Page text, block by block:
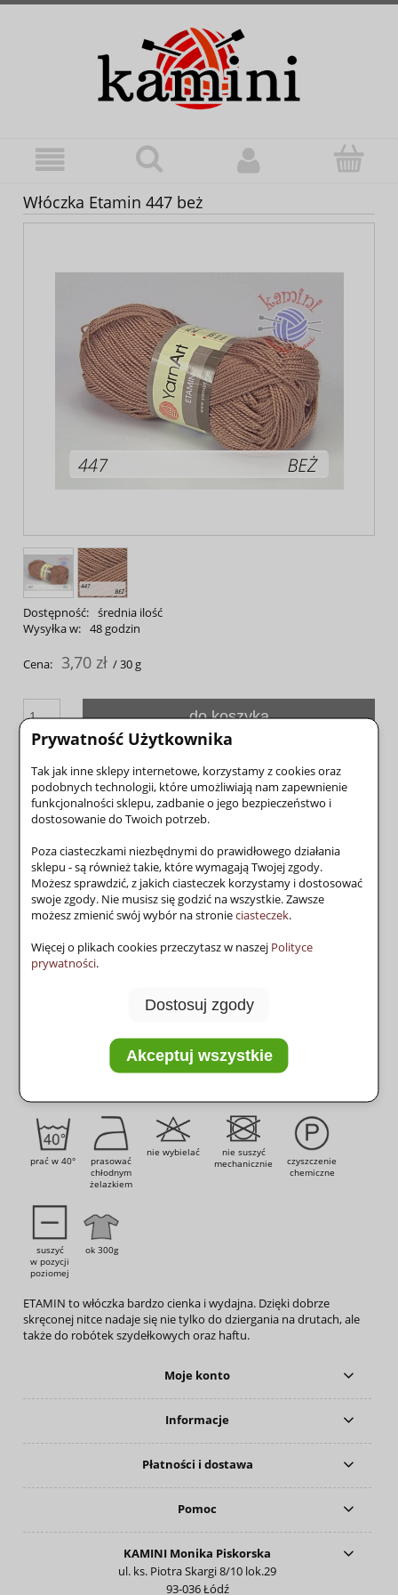
Prywatność Użytkownika
Tak jak inne sklepy internetowe, korzystamy z cookies oraz
podobnych technologii, które umożliwiają nam zapewnienie
funkcjonalności sklepu, zadbanie o jego bezpieczeństwo i
dostosowanie do Twoich potrzeb.
Poza ciasteczkami niezbędnymi do prawidłowego działania
sklepu - są również takie, które wymagają Twojej zgody.
Możesz sprawdzić, z jakich ciasteczek korzystamy i dostosować
swoje zgody. Nie musisz się godzić na wszystkie. Zawsze
możesz zmienić swój wybór na stronieciasteczek.
Więcej o plikach cookies przeczytasz w naszej Polityce
prywatności.
Dostosuj zgody
Akceptuj wszystkie
Włóczka Etamin 447 beż
Dostępność: średnia ilość
Wysyłka w: 48 godzin
Cena: 3,70 zł / 30 g
szt.
do koszyka
Producent: YarnArt
producent:
YarnArt (Turcja)
skład:
długość
druty
szydełko
32 oczka
44 rzędy
28 oczek
36 rzędów
prać w 40°
prasować
chłodnym
żelazkiem
nie wybielać
nie suszyć
mechanicznie
czyszczenie
chemiczne
suszyć
w pozycji
poziomej
ok 300g
ETAMIN to włóczka bardzo cienka i wydajna. Dzięki dobrze
skręconej nitce nadaje się nie tylko do dziergania na drutach, ale
także do robótek szydełkowych oraz haftu.
Moje konto
Informacje
Płatności i dostawa
Pomoc
KAMINI Monika Piskorska
ul. ks. Piotra Skargi 8/10 lok.29
93-036 Łódź